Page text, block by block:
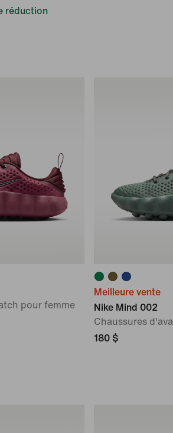
réduction
pour femme
Meilleure vente
Nike Mind 002
Chaussures
180 $